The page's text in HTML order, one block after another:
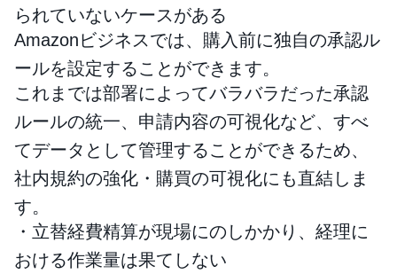
られていないケースがある
Amazonビジネスでは、購入前に独自の承認ル
ールを設定することができます。
これまでは部署によってバラバラだった承認
ルールの統一、申請内容の可視化など、すべ
てデータとして管理することができるため、
社内規約の強化・購買の可視化にも直結しま
す。
・立替経費精算が現場にのしかかり、経理に
おける作業量は果てしない